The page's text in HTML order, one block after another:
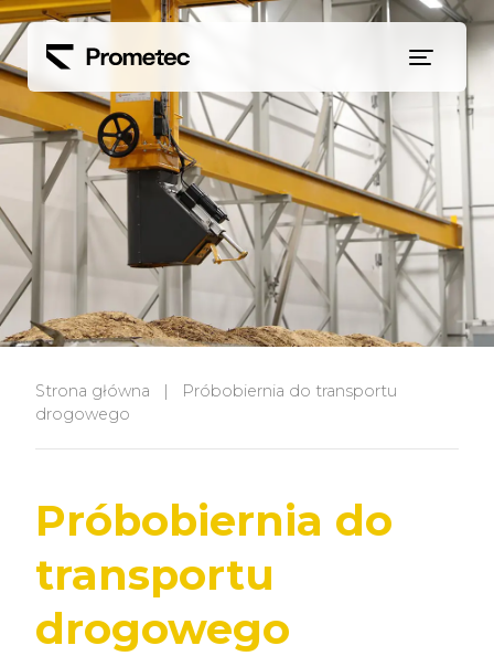
Strona główna |
Próbobiernia do transportu
drogowego
Próbobiernia do
transportu
drogowego